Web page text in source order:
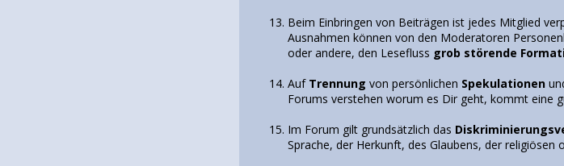
Beim Einbringen von Beiträgen ist jedes Mitglied
Ausnahmen können von den Moderatoren
oder andere, den Lesefluss grob störende
Auf Trennung von persönlichen Spekulationen
Forums verstehen worum es Dir geht, kommt eine
Im Forum gilt grundsätzlich das
Sprache, der Herkunft, des Glaubens, der